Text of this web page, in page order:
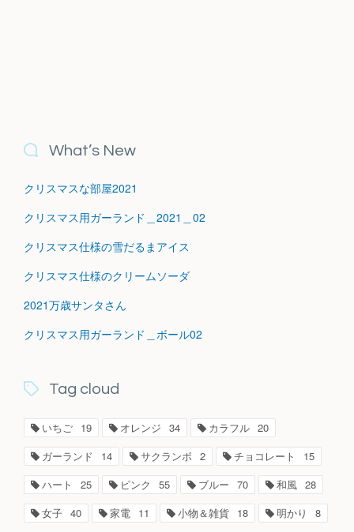
What’s New
クリスマスな部屋2021
クリスマス用ガーランド＿2021＿02
クリスマス仕様の雪だるまアイス
クリスマス仕様のクリームソーダ
2021万歳サンタさん
クリスマス用ガーランド＿ボール02
Tag cloud
いちご 19 オレンジ 34 カラフル 20
ガーランド
14 サクランボ 2 チョコレート
15
ハート
25 ピンク 55 ブルー 70 和風 28
女子 40 家電 11 小物＆雑貨 18 明かり
8